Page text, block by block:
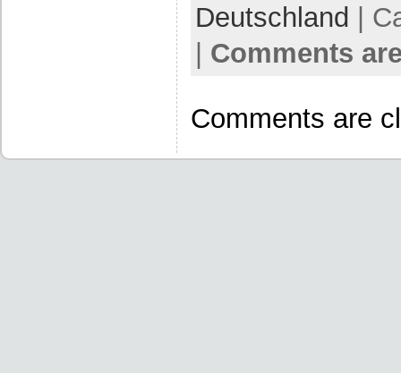
Deutschland
|
Comments
Comments are